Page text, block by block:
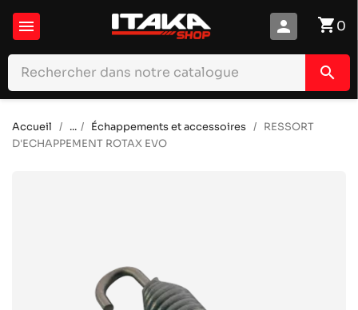
 shopping_cart0
person
search
Accueil ... Échappements et accessoires
RESSORT
D'ECHAPPEMENT ROTAX EVO